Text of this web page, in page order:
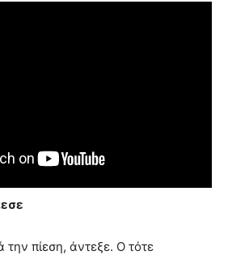
πίεση, άντεξε. Ο τότε